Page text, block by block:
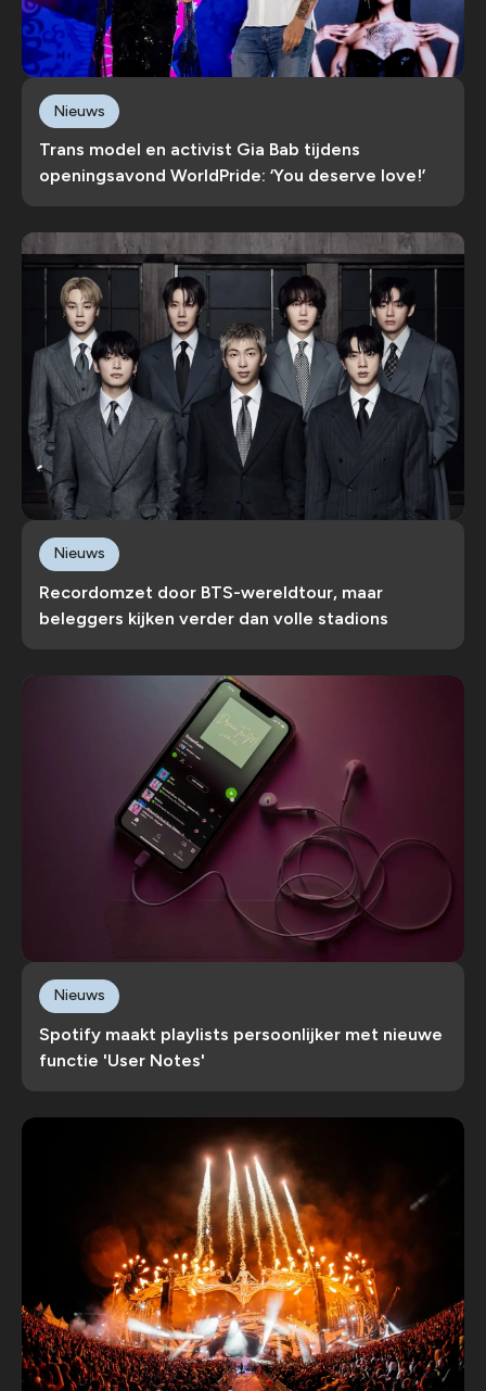
Trans model en activist Gia Bab tijdens
openingsavond WorldPride: ‘You deserve love!’
Nieuws
Recordomzet door BTS-wereldtour, maar
beleggers kijken verder dan volle stadions
Nieuws
Spotify maakt playlists persoonlijker met nieuwe
functie 'User Notes'
Nieuws